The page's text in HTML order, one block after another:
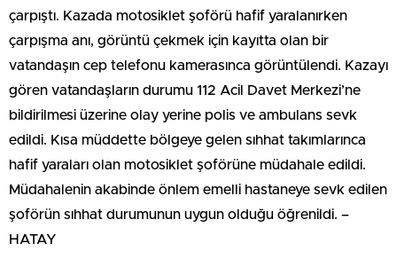
çarpıştı. Kazada motosiklet şoförü hafif yaralanırken
çarpışma anı, görüntü çekmek için kayıtta olan bir
vatandaşın cep telefonu kamerasınca görüntülendi. Kazayı
gören vatandaşların durumu 112 Acil Davet Merkezi’ne
bildirilmesi üzerine olay yerine polis ve ambulans sevk
edildi. Kısa müddette bölgeye gelen sıhhat takımlarınca
hafif yaraları olan motosiklet şoförüne müdahale edildi.
Müdahalenin akabinde önlem emelli hastaneye sevk edilen
şoförün sıhhat durumunun uygun olduğu öğrenildi. –
HATAY